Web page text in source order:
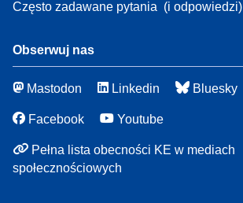
Często zadawane pytania (i odpowiedzi)
Obserwuj nas
Mastodon Linkedin Bluesky
Facebook Youtube
Pełna lista obecności KE w mediach
społecznościowych